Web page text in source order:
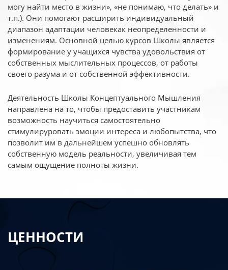
могу найти место в жизни», «не понимаю, что делать» и
т.п.). Они помогают расширить индивидуальный
диапазон адаптации человекак неопределенности и
изменениям. Основной целью курсов Школы является
формирование у учащихся чувства удовольствия от
собственных мыслительных процессов, от работы
своего разума и от собственной эффективности.
Деятельность Школы Концептуального Мышления
направлена на то, чтобы предоставить участникам
возможность научиться самостоятельно
стимулируровать эмоции интереса и любопытства, что
позволит им в дальнейшем успешно обновлять
собственную модель реальности, увеличивая тем
самым ощущение полноты жизни.
ЦЕННОСТИ